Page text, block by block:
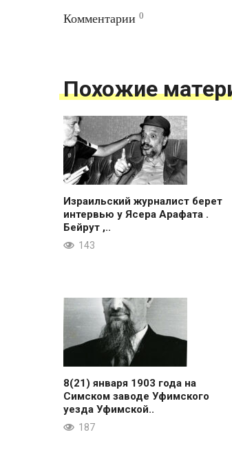
Комментарии 0
Похожие
Израильский журналист берет
интервью у Ясера Арафата .
Бейрут ,..
143
8(21) января 1903 года на
Симском заводе Уфимского
уезда Уфимской..
187